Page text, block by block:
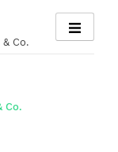
Co.
Co.